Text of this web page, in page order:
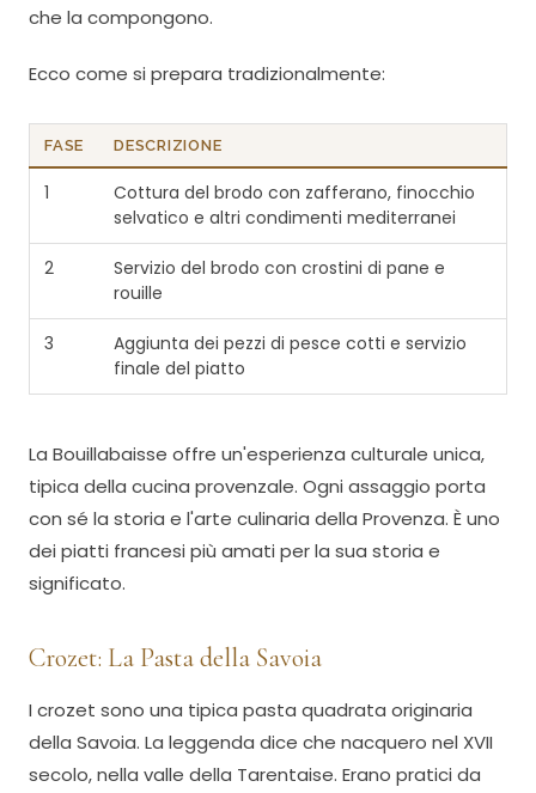
che la compongono.
Ecco come si prepara tradizionalmente:
FASE DESCRIZIONE
1
Cottura del brodo con zafferano, finocchio
selvatico e altri condimenti mediterranei
2
Servizio del brodo con crostini di pane e
rouille
3
Aggiunta dei pezzi di pesce cotti e servizio
finale del piatto
La Bouillabaisse offre un'esperienza culturale unica,
tipica della cucina provenzale. Ogni assaggio porta
con sé la storia e l'arte culinaria della Provenza. È uno
dei piatti francesi più amati per la sua storia e
significato.
Crozet: La Pasta della Savoia
I crozet sono una tipica pasta quadrata originaria
della Savoia. La leggenda dice che nacquero nel XVII
secolo, nella valle della Tarentaise. Erano pratici da